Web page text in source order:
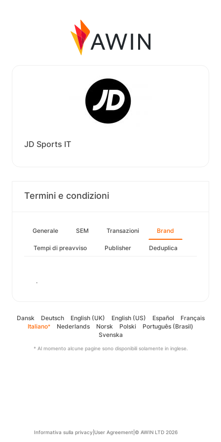
JD Sports IT
Termini e condizioni
Generale SEM Transazioni Brand
Tempi di preavviso Publisher Deduplica
.
Dansk Deutsch English (UK) English (US) Español
Français
Italiano* Nederlands Norsk Polski
Português (Brasil)
Svenska
* Al momento alcune pagine sono disponibili solamente in inglese.
Informativa sulla privacy User Agreement © AWIN LTD 2026